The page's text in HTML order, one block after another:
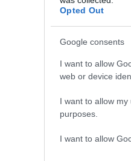
Opted Out
Google consents
I want to allow
web or device
I want to allow
purposes.
I want to allow